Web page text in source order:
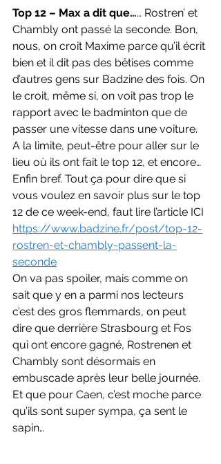
Top 12 – Max a dit que…… Rostren’ et
Chambly ont passé la seconde. Bon,
nous, on croit Maxime parce qu’il écrit
bien et il dit pas des bêtises comme
d’autres gens sur Badzine des fois. On
le croit, même si, on voit pas trop le
rapport avec le badminton que de
passer une vitesse dans une voiture.
A la limite, peut-être pour aller sur le
lieu où ils ont fait le top 12, et encore…
Enfin bref. Tout ça pour dire que si
vous voulez en savoir plus sur le top
12 de ce week-end, faut lire l’article ICI
https://www.badzine.fr/post/top-12-
rostren-et-chambly-passent-la-
seconde
On va pas spoiler, mais comme on
sait que y en a parmi nos lecteurs
c’est des gros flemmards, on peut
dire que derrière Strasbourg et Fos
qui ont encore gagné, Rostrenen et
Chambly sont désormais en
embuscade après leur belle journée.
Et que pour Caen, c’est moche parce
qu’ils sont super sympa, ça sent le
sapin…